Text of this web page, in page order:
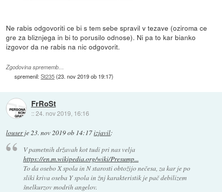
Ne rabis odgovoriti ce bi s tem sebe spravil v tezave (oziroma ce
gre za bliznjega in bi to porusilo odnose). Ni pa to kar bianko
izgovor da ne rabis na nic odgovorit.
Zgodovina sprememb…
spremenil:St235(23. nov 2019 ob 19:17)
FrRoSt
::24. nov 2019, 16:16
louserje23. nov 2019 ob 14:17izjavil:
V pametnih državah kot tudi pri nas velja
https://en.m.wikipedia.org/wiki/Presump...
To da osebo X spola in N starosti obtožijo nečesa, za kar je po
sliki kriva oseba Y spola in žnj karakteristik je pač debilizem
šnelkurzov modrih angelov.